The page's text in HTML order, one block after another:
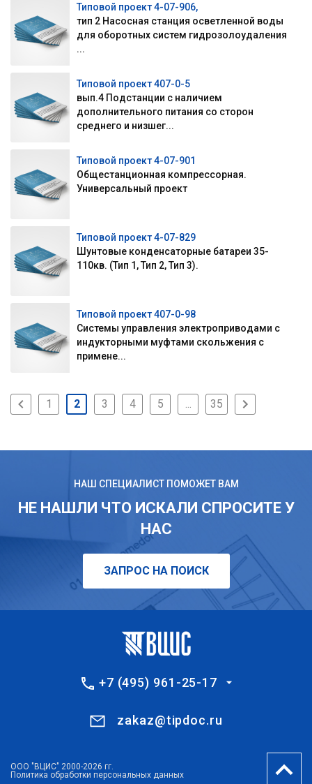
Типовой проект 4-07-906,
тип 2 Насосная станция осветленной воды
для оборотных систем гидрозолоудаления
...
Типовой проект 407-0-5
вып.4 Подстанции с наличием
дополнительного питания со сторон
среднего и низшег...
Типовой проект 4-07-901
Общестанционная компрессорная.
Универсальный проект
Типовой проект 4-07-829
Шунтовые конденсаторные батареи 35-
110кв. (Тип 1, Тип 2, Тип 3).
Типовой проект 407-0-98
Системы управления электроприводами с
индукторными муфтами скольжения с
примене...
1 2 3 4 5 ... 35
НАШ СПЕЦИАЛИСТ ПОМОЖЕТ ВАМ
НЕ НАШЛИ ЧТО ИСКАЛИ СПРОСИТЕ У
НАС
ЗАПРОС НА ПОИСК
+7 (495) 961-25-17
zakaz@tipdoc.ru
ООО "ВЦИС" 2000-2026 гг.
Политика обработки персональных данных